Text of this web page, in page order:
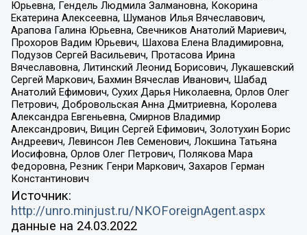
Юрьевна, Гендель Людмила Залмановна, Кокорина
Екатерина Алексеевна, Шуманов Илья Вячеславович,
Арапова Галина Юрьевна, Свечников Анатолий Мариевич,
Прохоров Вадим Юрьевич, Шахова Елена Владимировна,
Подузов Сергей Васильевич, Протасова Ирина
Вячеславовна, Литинский Леонид Борисович, Лукашевский
Сергей Маркович, Бахмин Вячеслав Иванович, Шабад
Анатолий Ефимович, Сухих Дарья Николаевна, Орлов Олег
Петрович, Добровольская Анна Дмитриевна, Королева
Александра Евгеньевна, Смирнов Владимир
Александрович, Вицин Сергей Ефимович, Золотухин Борис
Андреевич, Левинсон Лев Семенович, Локшина Татьяна
Иосифовна, Орлов Олег Петрович, Полякова Мара
Федоровна, Резник Генри Маркович, Захаров Герман
Константинович
Источник:
http://unro.minjust.ru/NKOForeignAgent.aspx
данные на 24.03.2022